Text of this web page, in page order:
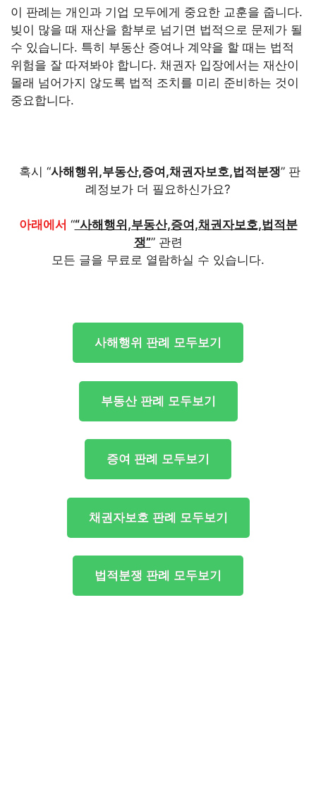
이 판례는 개인과 기업 모두에게 중요한 교훈을 줍니다.
빚이 많을 때 재산을 함부로 넘기면 법적으로 문제가 될
수 있습니다. 특히 부동산 증여나 계약을 할 때는 법적
위험을 잘 따져봐야 합니다. 채권자 입장에서는 재산이
몰래 넘어가지 않도록 법적 조치를 미리 준비하는 것이
중요합니다.
혹시 “사해행위,부동산,증여,채권자보호,법적분쟁” 판
례정보가 더 필요하신가요?
아래에서 ““사해행위,부동산,증여,채권자보호,법적분
쟁”” 관련
모든 글을 무료로 열람하실 수 있습니다.
사해행위 판례 모두보기
부동산 판례 모두보기
증여 판례 모두보기
채권자보호 판례 모두보기
법적분쟁 판례 모두보기